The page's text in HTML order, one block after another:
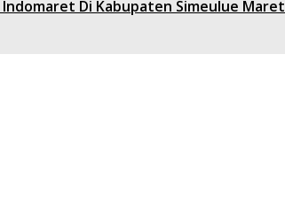
Di Kabupaten Simeulue Maret